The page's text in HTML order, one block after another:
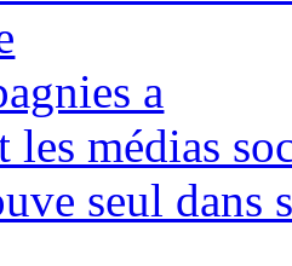
a
les médias
seul dans